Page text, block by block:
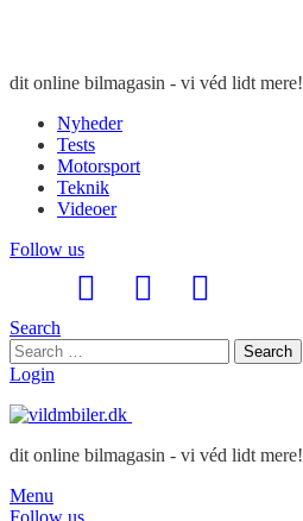
dit online bilmagasin - vi véd lidt mere!
Nyheder
Tests
Motorsport
Teknik
Videoer
Follow us
Search
Search
for:
Search
Login
dit online bilmagasin - vi véd lidt mere!
Menu
Follow us